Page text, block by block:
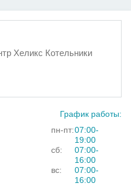
График работы:
пн-пт:07:00-
19:00
сб:
07:00-
16:00
вс:
07:00-
16:00